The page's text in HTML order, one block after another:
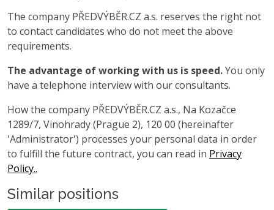
The company PŘEDVÝBĚR.CZ a.s. reserves the right not
to contact candidates who do not meet the above
requirements.
The advantage of working with us is speed.You only
have a telephone interview with our consultants.
How the company PŘEDVÝBĚR.CZ a.s., Na Kozačce
1289/7, Vinohrady (Prague 2), 120 00 (hereinafter
'Administrator') processes your personal data in order
to fulfill the future contract, you can read in Privacy
Policy..
Similar positions